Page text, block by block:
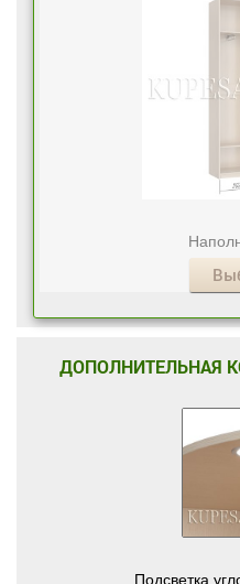
ДОПОЛНИТЕЛЬНАЯ
Подсветка